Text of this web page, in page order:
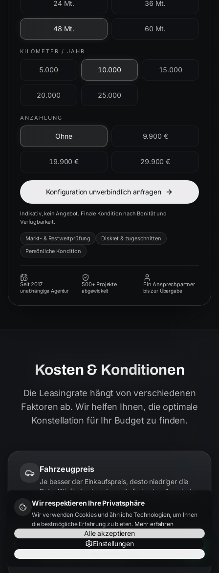
Wir respektieren Ihre Privatsphäre
Wir verwenden Cookies und ähnliche Technologien, um Ihnen
die bestmögliche Erfahrung zu bieten. Mehr erfahren
Alle akzeptieren
Einstellungen
24 Mt. 36 Mt.
48 Mt. 60 Mt.
KILOMETER / JAHR
5.000 10.000 15.000
20.000 25.000
ANZAHLUNG
Ohne 9.900 €
19.900 € 29.900 €
Konfiguration unverbindlich anfragen
Indikativ, kein Angebot. Finale Kondition nach Bonität und
Verfügbarkeit.
Markt- & Restwertprüfung
Diskret & zugeschnitten
Persönliche Kondition
Seit 2017
unabhängige Agentur
500+ Projekte
abgewickelt
Ein Ansprechpartner
bis zur Übergabe
Kosten & Konditionen
Die Leasingrate hängt von verschiedenen
Faktoren ab. Wir helfen Ihnen, die optimale
Konstellation für Ihr Budget zu finden.
Fahrzeugpreis
Je besser der Einkaufspreis, desto niedriger die
Rate. Wir finden bundesweit die besten Angebote.
Laufzeit
24, 36 oder 48 Monate – längere Laufzeiten
senken die monatliche Rate.